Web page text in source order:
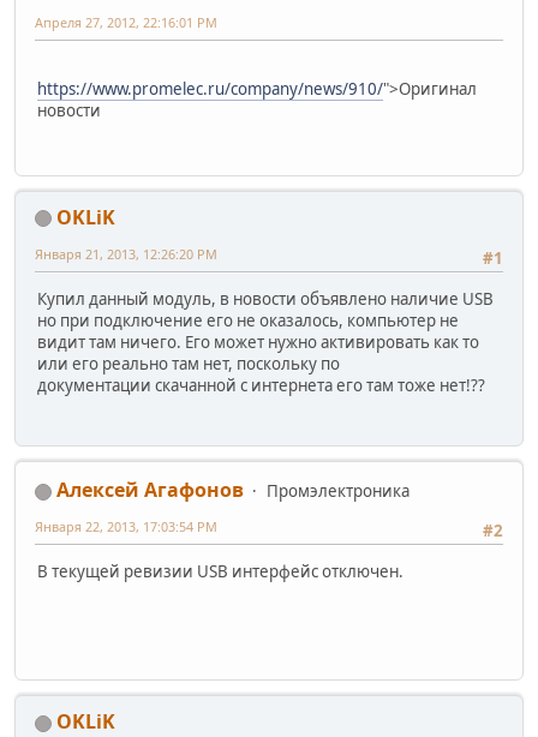
Апреля 27, 2012, 22:16:01 PM
https://www.promelec.ru/company/news/910/">Оригинал
новости
OKLiK
#1
Января 21, 2013, 12:26:20 PM
Купил данный модуль, в новости объявлено наличие USB
но при подключение его не оказалось, компьютер не
видит там ничего. Его может нужно активировать как то
или его реально там нет, поскольку по
документации скачанной с интернета его там тоже нет!??
Алексей Агафонов
Промэлектроника
#2
Января 22, 2013, 17:03:54 PM
В текущей ревизии USB интерфейс отключен.
OKLiK